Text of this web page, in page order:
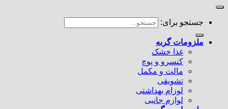
جستجو برای:
ملزومات گربه
غذا خشک
کنسرو و پوچ
مالت و مکمل
تشویقی
لوزام بهداشتی
لوازم جانبی